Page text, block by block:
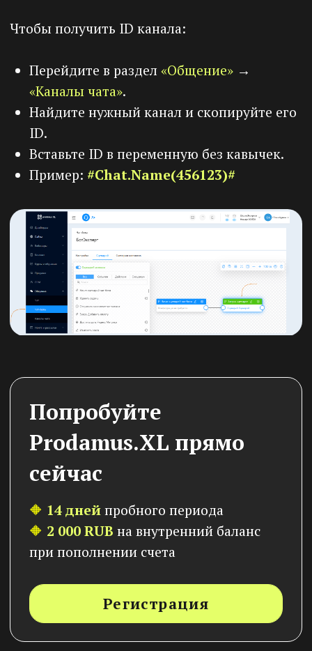
Кузьмин Александр
ИНН 661586925779
+7 (919) 383-41-66
blog@svobodalife.ru
г. Екатеринбург
РЕШЕНИЯ» по работе с новыми клиентами
Клуб по подписке
Как создавать ссылки
Как создать сайт
Как продать курс за 5 минут
Интеграции
Инструкция
Компания
Сценарии
Общение и чат
Контент
Вебинары
Сайты
Дашборды
Курсы и обучение
Личный кабинет ученика
Мобильное приложение
Функционал